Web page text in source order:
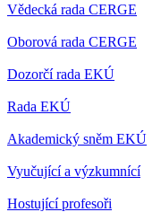
Vědecká rada CERGE
Oborová rada CERGE
Dozorčí rada EKÚ
Rada EKÚ
Akademický sněm EKÚ
Vyučující a výzkumnící
Hostující profesoři